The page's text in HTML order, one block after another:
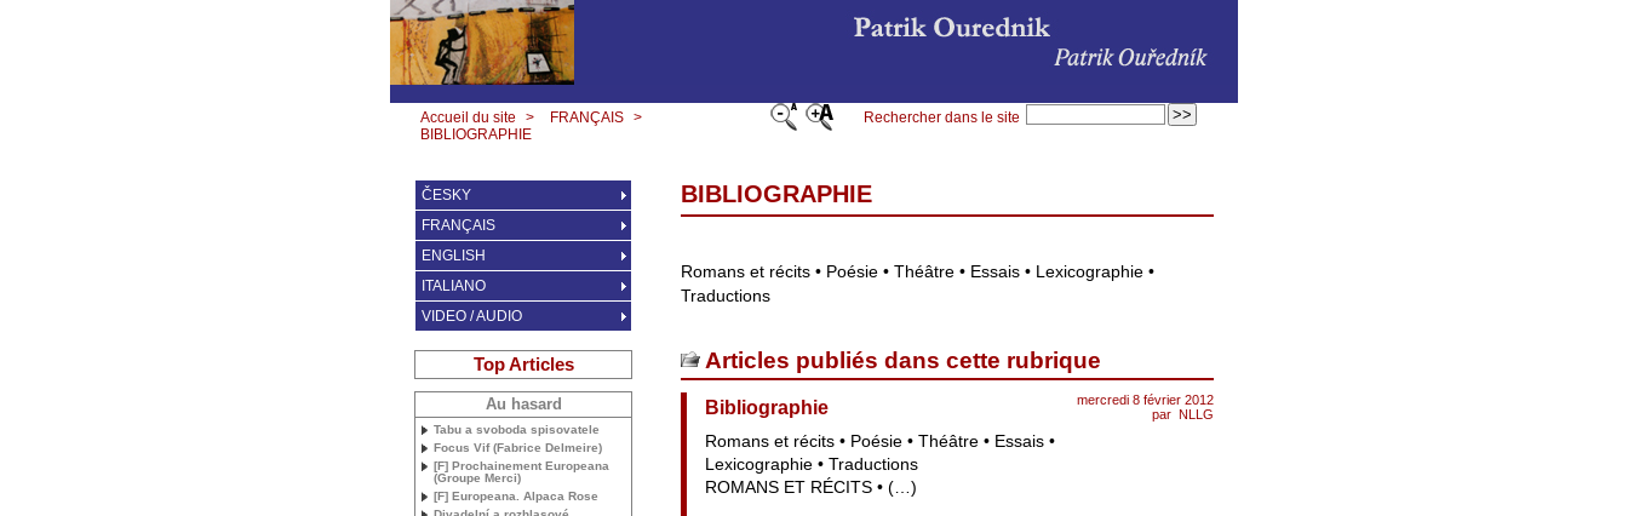
Rechercher dans le site
Accueil du site > FRANÇAIS >
BIBLIOGRAPHIE
BIBLIOGRAPHIE
Romans et récits • Poésie • Théâtre • Essais • Lexicographie •
Traductions
Articles publiés dans cette rubrique
mercredi 8 février 2012
par NLLG
Bibliographie
Romans et récits • Poésie • Théâtre • Essais •
Lexicographie • Traductions
ROMANS ET RÉCITS • (…)
ČESKY
FRANÇAIS
ENGLISH
ITALIANO
VIDEO / AUDIO
Top Articles
Au hasard
Tabu a svoboda spisovatele
Focus Vif (Fabrice Delmeire)
[F] Prochainement Europeana
(Groupe Merci)
[F] Europeana. Alpaca Rose